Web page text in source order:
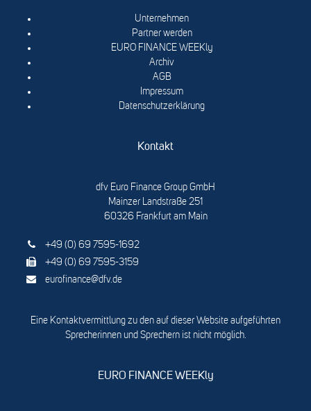
Unternehmen
Partner werden
EURO FINANCE WEEKly
Archiv
AGB
Impressum
Datenschutzerklärung
Kontakt
dfv Euro Finance Group GmbH
Mainzer Landstraße 251
60326 Frankfurt am Main
+49 (0) 69 7595-1692
+49 (0) 69 7595-3159
eurofinance@dfv.de
Eine Kontaktvermittlung zu den auf dieser Website aufgeführten
Sprecherinnen und Sprechern ist nicht möglich.
EURO FINANCE WEEKly